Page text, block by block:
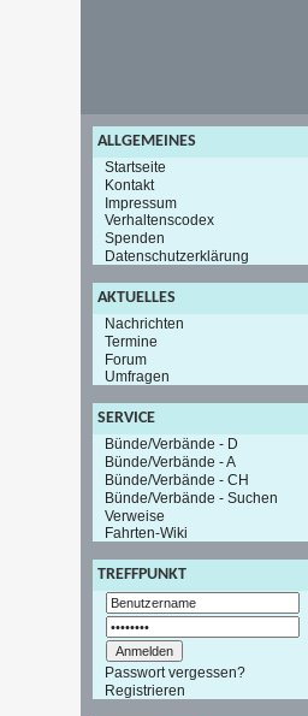
ALLGEMEINES
Startseite
Kontakt
Impressum
Verhaltenscodex
Spenden
Datenschutzerklärung
AKTUELLES
Nachrichten
Termine
Forum
Umfragen
SERVICE
Bünde/Verbände - D
Bünde/Verbände - A
Bünde/Verbände - CH
Bünde/Verbände - Suchen
Verweise
Fahrten-Wiki
TREFFPUNKT
Passwort vergessen?
Registrieren